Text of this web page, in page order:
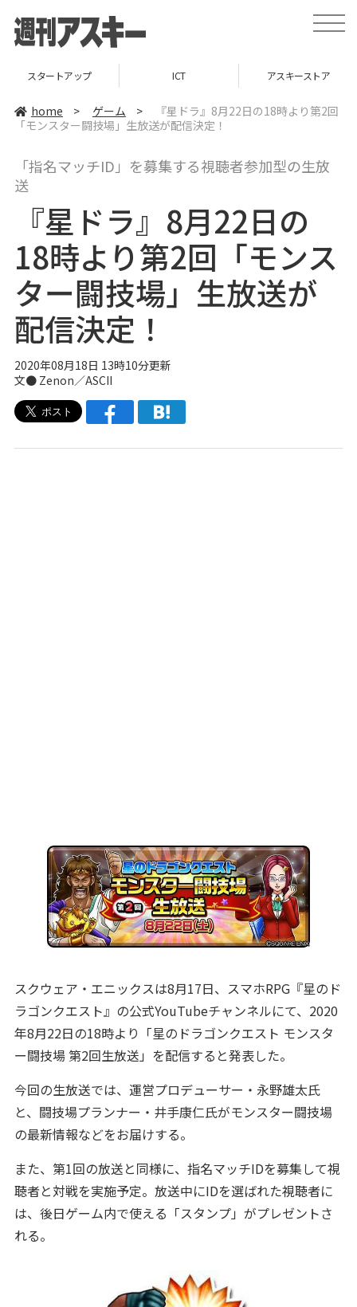
t
o
e
v
t
i
スタートアップ ICT アスキーストア
home > ゲーム >
『星ドラ』8月22日の18時より第2回
「モンスター闘技場」生放送が配信決定！
「指名マッチID」を募集する視聴者参加型の生放
送
『星ドラ』8月22日の
18時より第2回「モンス
ター闘技場」生放送が
配信決定！
2020年08月18日 13時10分更新
文● Zenon／ASCII
スクウェア・エニックスは8月17日、スマホRPG『星のド
ラゴンクエスト』の公式YouTubeチャンネルにて、2020
年8月22日の18時より「星のドラゴンクエスト モンスタ
ー闘技場 第2回生放送」を配信すると発表した。
今回の生放送では、運営プロデューサー・永野雄太氏
と、闘技場プランナー・井手康仁氏がモンスター闘技場
の最新情報などをお届けする。
また、第1回の放送と同様に、指名マッチIDを募集して視
聴者と対戦を実施予定。放送中にIDを選ばれた視聴者に
は、後日ゲーム内で使える「スタンプ」がプレゼントさ
れる。